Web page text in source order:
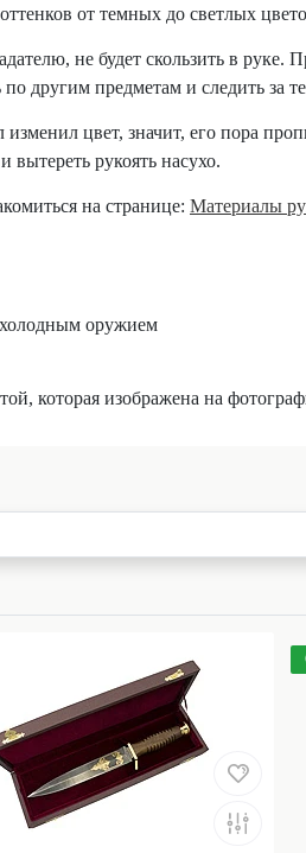
от темных до светлых
не будет скользить в
другим предметам и следить за
цвет, значит, его пора
вытереть рукоять насухо.
на странице: Материалы
холодным оружием
которая изображена на